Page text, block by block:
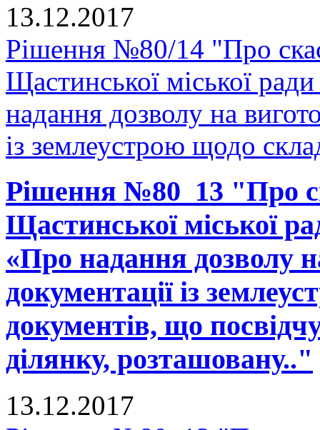
13.12.2017
Рішення №80/14 "Про
Щастинської міської
надання дозволу на
із землеустрою щодо
Рішення №80_13 "Про
Щастинської міської
«Про надання дозволу
документації із
документів, що
ділянку, розташовану.."
13.12.2017